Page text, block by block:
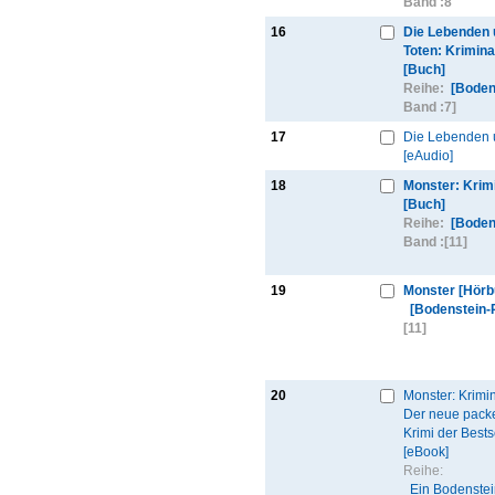
16
Die Lebenden
Toten:
[Buch]
Reihe:
Band :7]
17
Die Lebenden
[eAudio]
18
Monster:
[Buch]
Reihe:
Band : [11]
19
Monster
[Bodenstein-
[11]
20
Monster:
Der neue
Krimi der
[eBook]
Reihe:
Ein